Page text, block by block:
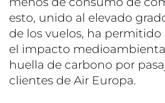
esto, unido al elevado
de los vuelos, ha
el impacto
huella de carbono por
clientes de Air Europa.